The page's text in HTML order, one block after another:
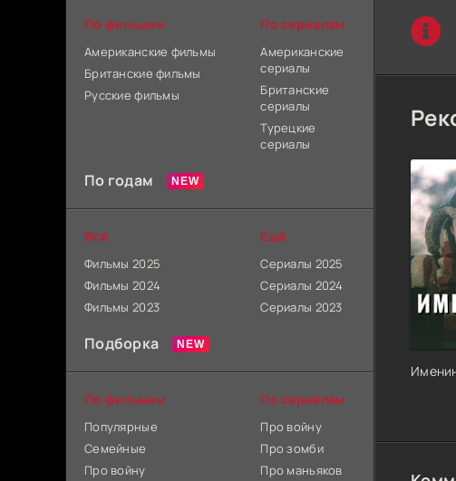
По фильмам
Американские фильмы
Британские фильмы
Русские фильмы
По сериалам
Американские
сериалы
Британские
сериалы
Турецкие
сериалы
По годам
Все
Фильмы 2025
Фильмы 2024
Фильмы 2023
Ещё
Сериалы 2025
Сериалы 2024
Сериалы 2023
Подборка
По фильмам
Популярные
Семейные
Про войну
По сериалам
Про войну
Про зомби
Про маньяков